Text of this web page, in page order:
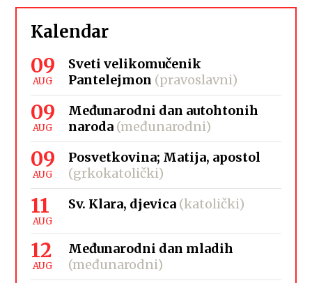
Kalendar
09
AUG
Sveti velikomučenik
Pantelejmon (pravoslavni)
09
AUG
Međunarodni dan autohtonih
naroda (međunarodni)
09
AUG
Posvetkovina; Matija, apostol
(grkokatolički)
11
AUG
Sv. Klara, djevica (katolički)
12
AUG
Međunarodni dan mladih
(međunarodni)